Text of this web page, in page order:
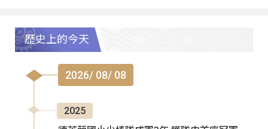
歷史上的今天
2026/ 08/ 08
2025